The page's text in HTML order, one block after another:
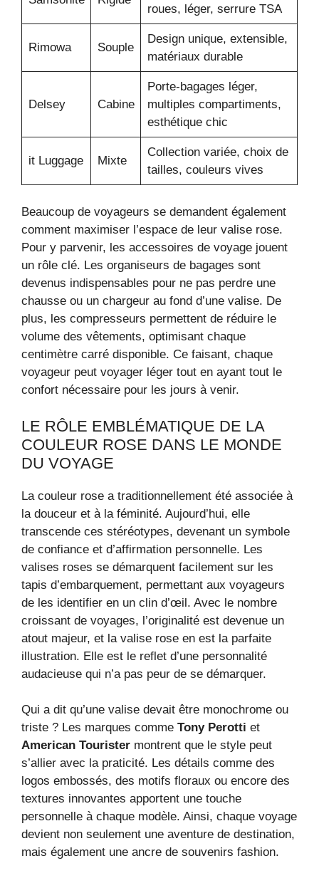
roues, léger, serrure TSA
Rimowa Souple
Design unique, extensible,
matériaux durable
Delsey Cabine
Porte-bagages léger,
multiples compartiments,
esthétique chic
it Luggage Mixte
Collection variée, choix de
tailles, couleurs vives
Beaucoup de voyageurs se demandent également
comment maximiser l’espace de leur valise rose.
Pour y parvenir, les accessoires de voyage jouent
un rôle clé. Les organiseurs de bagages sont
devenus indispensables pour ne pas perdre une
chausse ou un chargeur au fond d’une valise. De
plus, les compresseurs permettent de réduire le
volume des vêtements, optimisant chaque
centimètre carré disponible. Ce faisant, chaque
voyageur peut voyager léger tout en ayant tout le
confort nécessaire pour les jours à venir.
LE RÔLE EMBLÉMATIQUE DE LA
COULEUR ROSE DANS LE MONDE
DU VOYAGE
La couleur rose a traditionnellement été associée à
la douceur et à la féminité. Aujourd’hui, elle
transcende ces stéréotypes, devenant un symbole
de confiance et d’affirmation personnelle. Les
valises roses se démarquent facilement sur les
tapis d’embarquement, permettant aux voyageurs
de les identifier en un clin d’œil. Avec le nombre
croissant de voyages, l’originalité est devenue un
atout majeur, et la valise rose en est la parfaite
illustration. Elle est le reflet d’une personnalité
audacieuse qui n’a pas peur de se démarquer.
Qui a dit qu’une valise devait être monochrome ou
triste ? Les marques comme Tony Perotti et
American Tourister montrent que le style peut
s’allier avec la praticité. Les détails comme des
logos embossés, des motifs floraux ou encore des
textures innovantes apportent une touche
personnelle à chaque modèle. Ainsi, chaque voyage
devient non seulement une aventure de destination,
mais également une ancre de souvenirs fashion.